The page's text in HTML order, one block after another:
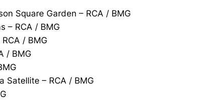
Square Garden – RCA / BMG
– RCA / BMG
/ BMG
/ BMG
Satellite – RCA / BMG